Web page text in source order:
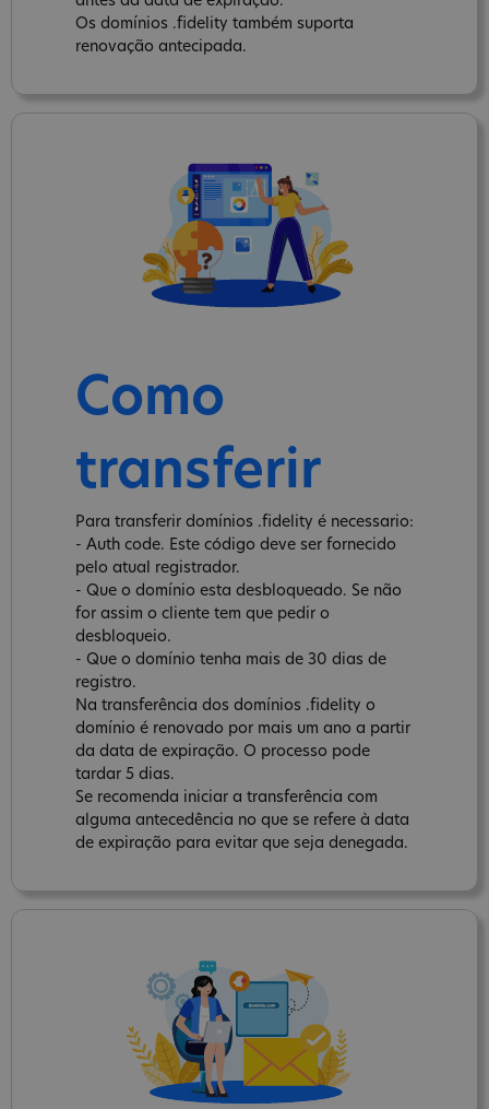
Os domínios .fidelity também suporta
renovação antecipada.
Como
transferir
Para transferir domínios .fidelity é necessario:
- Auth code. Este código deve ser fornecido
pelo atual registrador.
- Que o domínio esta desbloqueado. Se não
for assim o cliente tem que pedir o
desbloqueio.
- Que o domínio tenha mais de 30 dias de
registro.
Na transferência dos domínios .fidelity o
domínio é renovado por mais um ano a partir
da data de expiração. O processo pode
tardar 5 dias.
Se recomenda iniciar a transferência com
alguma antecedência no que se refere à data
de expiração para evitar que seja denegada.